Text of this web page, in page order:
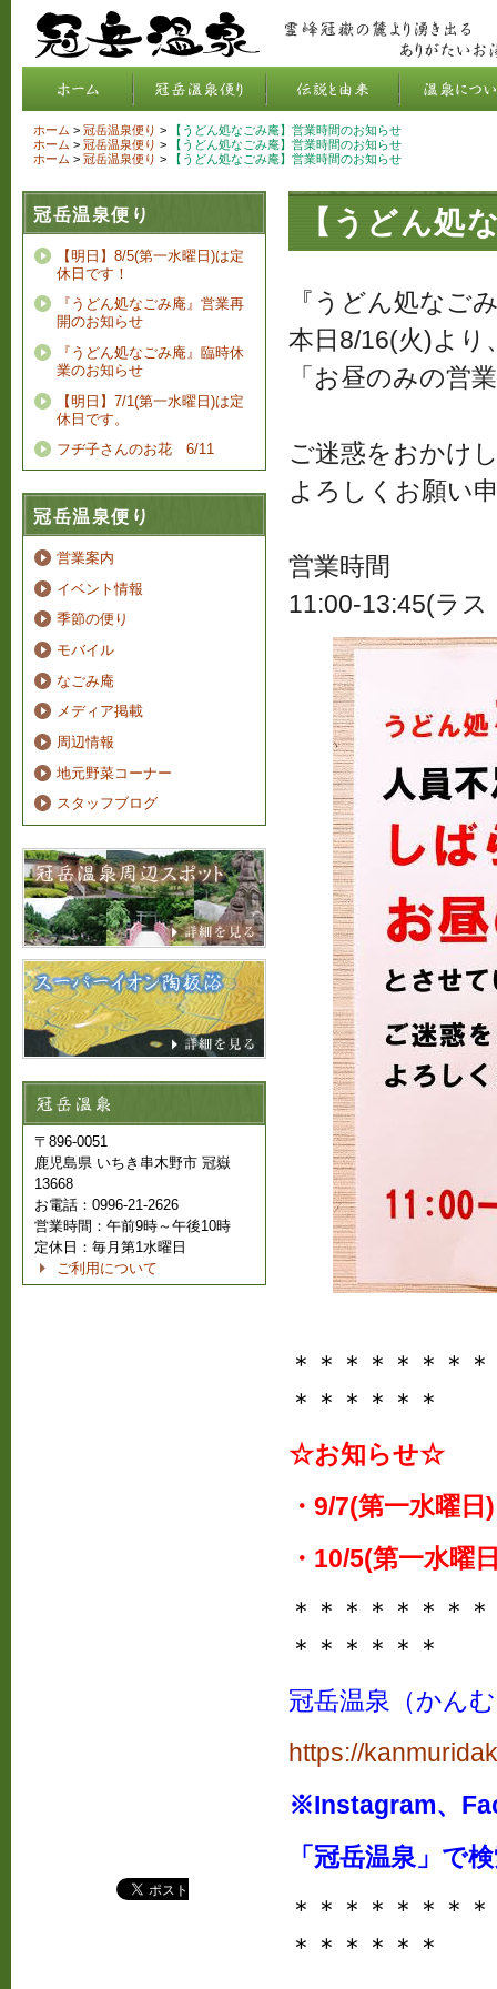
ホーム > 冠岳温泉便り >
【うどん処なごみ庵】営業時間のお知らせ
ホーム > 冠岳温泉便り >
【うどん処なごみ庵】営業時間のお知らせ
ホーム > 冠岳温泉便り > 【うどん処なごみ庵】営業時間のお知らせ
【うどん処
『うどん処なご
本日8/16(火)より
「お昼のみの営
ご迷惑をおかけ
よろしくお願い
営業時間
11:00-13:45(ラ
＊＊＊＊＊＊＊
＊＊＊＊＊＊
☆お知らせ☆
・9/7(第一水曜日
・10/5(第一水曜
＊＊＊＊＊＊＊
＊＊＊＊＊＊
冠岳温泉（かん
https://
※Instagram、
「冠岳温泉」で
＊＊＊＊＊＊＊
＊＊＊＊＊＊
冠岳温泉便り
【明日】8/5(第一水曜日)は定
休日です！
『うどん処なごみ庵』営業再
開のお知らせ
『うどん処なごみ庵』臨時休
業のお知らせ
【明日】7/1(第一水曜日)は定
休日です。
フヂ子さんのお花 6/11
冠岳温泉便り
営業案内
イベント情報
季節の便り
モバイル
なごみ庵
メディア掲載
周辺情報
地元野菜コーナー
スタッフブログ
〒896-0051
鹿児島県 いちき串木野市 冠嶽
13668
お電話：0996-21-2626
営業時間：午前9時～午後10時
定休日：毎月第1水曜日
ご利用について